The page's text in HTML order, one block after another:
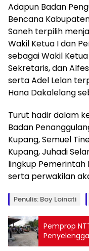
Adapun Badan
Bencana
Saneh terpilih
Wakil Ketua I dan
sebagai Wakil
Sekretaris, dan
serta Adel Lelan
Hana Dakalelang
Turut hadir dalam
Badan
Kupang, Semuel
Kupang, Juhadi
lingkup Pemerintah
serta perwakilan
Penulis: Boy Loinati
Pemprop
Propinsi